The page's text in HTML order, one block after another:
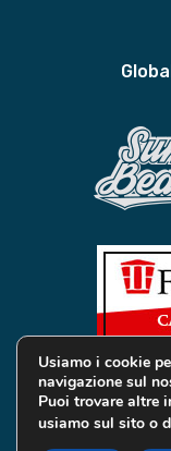
© 2019 Global
Usiamo i cookie
navigazione sul
Puoi trovare altre
usiamo sul sito o